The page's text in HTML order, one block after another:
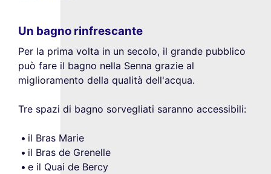
Un bagno rinfrescante
Per la prima volta in un secolo, il grande pubblico
può fare il bagno nella Senna grazie al
miglioramento della qualità dell'acqua.
Tre spazi di bagno sorvegliati saranno accessibili:
il Bras Marie
il Bras de Grenelle
e il Quai de Bercy